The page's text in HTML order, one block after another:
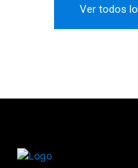
Ver todos